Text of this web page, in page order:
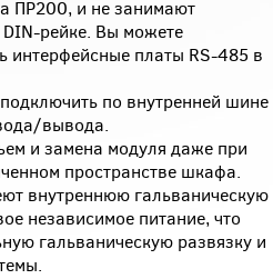
ПР200, и не занимают
рейке. Вы можете
интерфейсные платы RS-485 в
по внутренней шине
вывода.
и замена модуля даже при
пространстве шкафа.
внутреннюю гальваническую
независимое питание, что
гальваническую развязку и